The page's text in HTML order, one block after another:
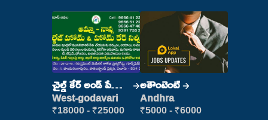
చైల్డ్ కేర్ అండ్ పేషెంట్
కేర్
West-godavari
₹18000 - ₹25000
అకౌంటెంట్
Andhra
₹5000 - ₹6000